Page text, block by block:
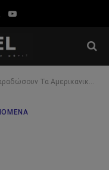
YouTube
Όπλα Στη Ρωσία-Κίνα Για Να Τα Μελετήσουν!